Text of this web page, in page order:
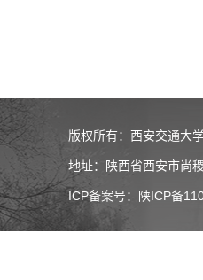
版权所有：西安交通大
地址：陕西省西安市尚
ICP备案号：陕ICP备